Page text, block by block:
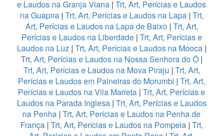
e Laudos na Granja Viana | Trt, Art, Perícias e Laudos
na Guapira| Trt, Art, Perícias e Laudos na Lapa| Trt,
Art, Perícias e Laudos na Lapa de Baixo | Trt, Art,
Perícias e Laudos na Liberdade | Trt, Art, Perícias e
Laudos na Luz| Trt, Art, Perícias e Laudos na Mooca|
Trt, Art, Perícias e Laudos na Nossa Senhora do Ó|
Trt, Art, Perícias e Laudos na Mova Piraju | Trt, Art,
Perícias e Laudos em Paineiras do Morumbi | Trt, Art,
Perícias e Laudos na Vila Marieta | Trt, Art, Perícias e
Laudos na Parada Inglesa | Trt, Art, Perícias e Laudos
na Penha | Trt, Art, Perícias e Laudos na Penha de
França | Trt, Art, Perícias e Laudos na Pompeia| Trt,